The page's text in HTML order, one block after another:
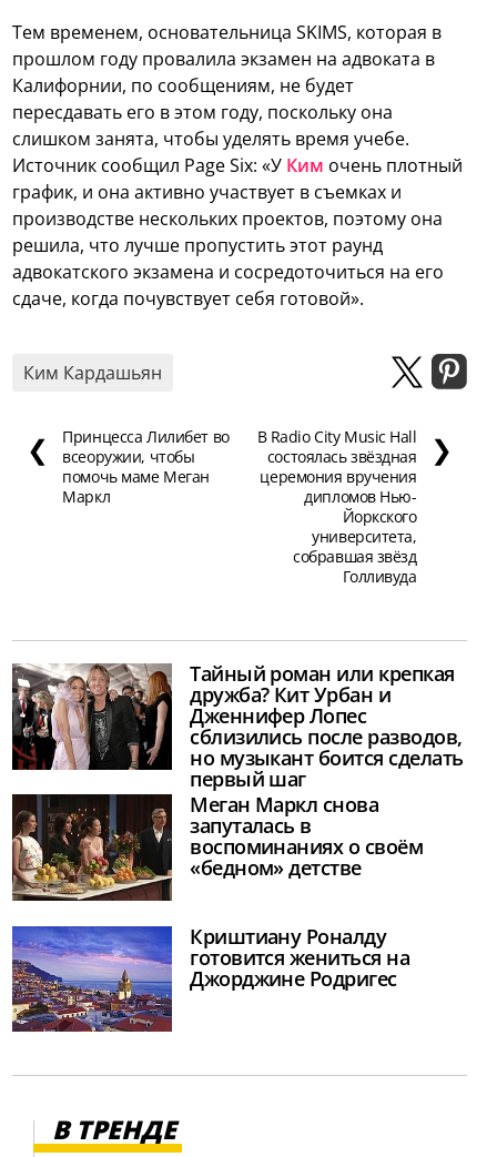
Тем временем, основательница SKIMS, которая в
прошлом году провалила экзамен на адвоката в
Калифорнии, по сообщениям, не будет
пересдавать его в этом году, поскольку она
слишком занята, чтобы уделять время учебе.
Источник сообщил Page Six: «У Ким очень плотный
график, и она активно участвует в съемках и
производстве нескольких проектов, поэтому она
решила, что лучше пропустить этот раунд
адвокатского экзамена и сосредоточиться на его
сдаче, когда почувствует себя готовой».
Ким Кардашьян
❮
Принцесса Лилибет во
всеоружии, чтобы
помочь маме Меган
Маркл
В Radio City Music Hall
состоялась звёздная
церемония вручения
дипломов Нью-
Йоркского
университета,
собравшая звёзд
Голливуда
❯
Тайный роман или крепкая
дружба? Кит Урбан и
Дженнифер Лопес
сблизились после разводов,
но музыкант боится сделать
первый шаг
Меган Маркл снова
запуталась в
воспоминаниях о своём
«бедном» детстве
Криштиану Роналду
готовится жениться на
Джорджине Родригес
В ТРЕНДЕ